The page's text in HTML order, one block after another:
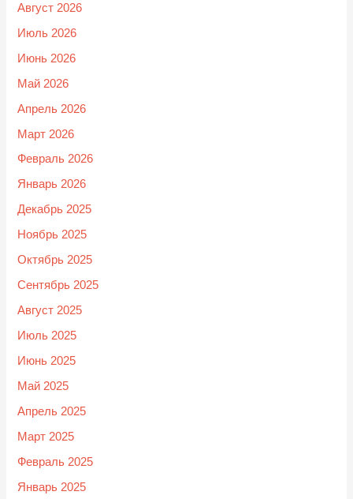
Август 2026
Июль 2026
Июнь 2026
Май 2026
Апрель 2026
Март 2026
Февраль 2026
Январь 2026
Декабрь 2025
Ноябрь 2025
Октябрь 2025
Сентябрь 2025
Август 2025
Июль 2025
Июнь 2025
Май 2025
Апрель 2025
Март 2025
Февраль 2025
Январь 2025